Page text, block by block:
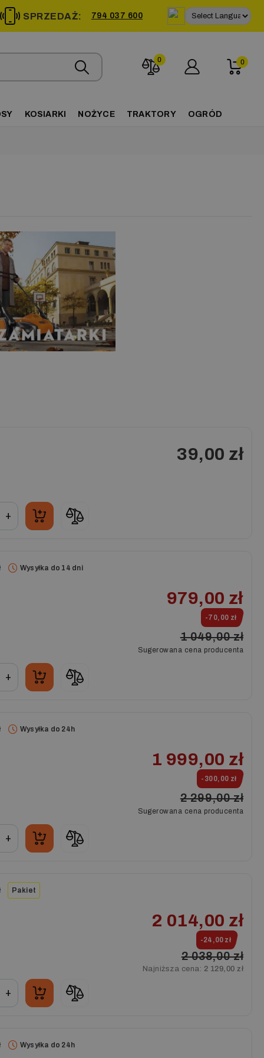
SPRZEDAŻ: 794 037 600
0 0
KOSIARKI NOŻYCE TRAKTORY OGRÓD
39,00 zł
+
Wysyłka do 14 dni
979,00 zł
-70,00 zł
1 049,00 zł
Sugerowana cena producenta
+
Wysyłka do 24h
1 999,00 zł
-300,00 zł
2 299,00 zł
Sugerowana cena producenta
+
Pakiet
2 014,00 zł
-24,00 zł
2 038,00 zł
Najniższa cena: 2 129,00 zł
+
Wysyłka do 24h